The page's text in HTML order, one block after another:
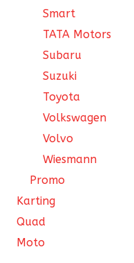
Smart
TATA Motors
Subaru
Suzuki
Toyota
Volkswagen
Volvo
Wiesmann
Promo
Karting
Quad
Moto